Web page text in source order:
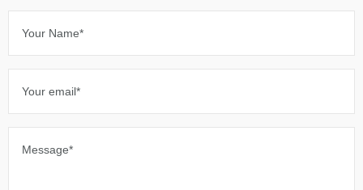
Your Name*
Your email*
Message*